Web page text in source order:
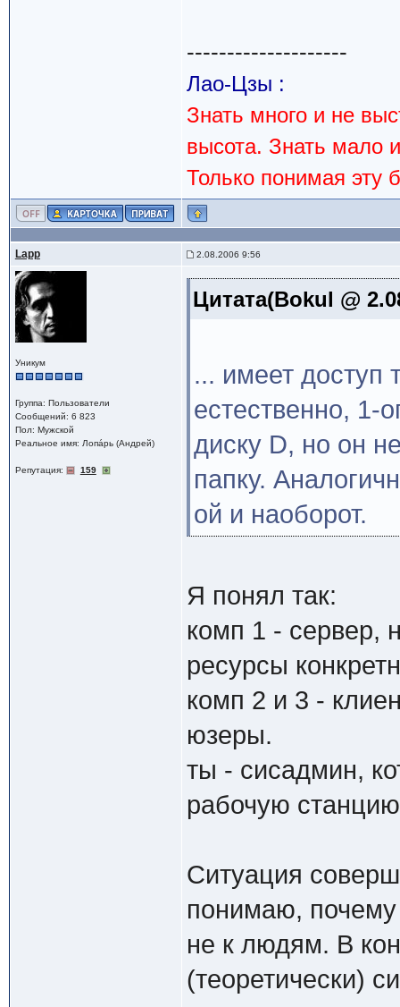
--------------------
Лао-Цзы :
Знать много и не
высота. Знать мало
Только понимая эту
Lapp 2.08.2006 9:56
Уникум
Группа: Пользователи
Сообщений: 6 823
Пол: Мужской
Реальное имя: Лопáрь (Андрей)
Репутация: 159
Цитата(Bokul @
... имеет доступ
естественно, 1-
диску D, но он
папку.
ой и наоборот.
Я понял так:
комп 1 - сервер,
ресурсы
комп 2 и 3 -
юзеры.
ты - сисадмин,
рабочую
Ситуация
понимаю,
не к людям. В
(теоретически)